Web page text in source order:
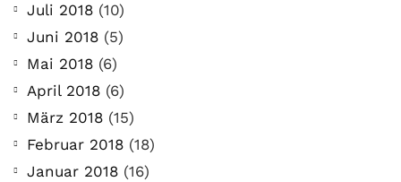
Juli 2018 (10)
Juni 2018 (5)
Mai 2018 (6)
April 2018 (6)
März 2018 (15)
Februar 2018 (18)
Januar 2018 (16)